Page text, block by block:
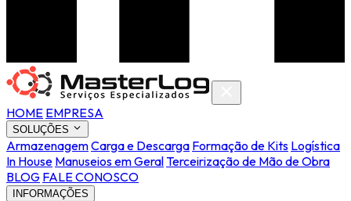
HOME EMPRESA
SOLUÇÕES
ArmazenagemCarga e Descarga Formação de Kits Logística
In House Manuseios em GeralTerceirização de Mão de Obra
BLOG FALE CONOSCO
INFORMAÇÕES